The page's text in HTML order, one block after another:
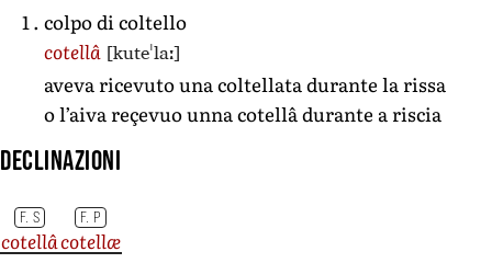
colpo di coltello
cotellâ [kuteˈlaː]
aveva ricevuto una coltellata durante la rissa
o l’aiva reçevuo unna cotellâ durante a riscia
Declinazioni
F. S F. P
cotellâcotellæ